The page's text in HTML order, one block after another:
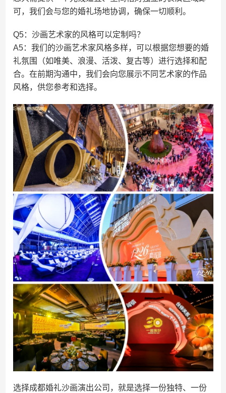
可，我们会与您的婚礼场地协调，确保一切顺利。
Q5：沙画艺术家的风格可以定制吗？
A5：我们的沙画艺术家风格多样，可以根据您想要的婚
礼氛围（如唯美、浪漫、活泼、复古等）进行选择和配
合。在前期沟通中，我们会向您展示不同艺术家的作品
风格，供您参考和选择。
选择成都婚礼沙画演出公司，就是选择一份独特、一份